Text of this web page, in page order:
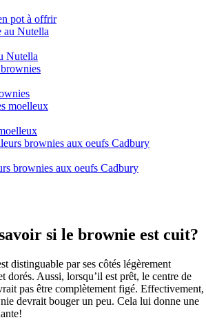
pot à offrir
Nutella
brownies aux oeufs Cadbury
si le brownie est cuit?
distinguable par ses côtés légèrement
dorés. Aussi, lorsqu’il est prêt, le centre de
pas être complètement figé. Effectivement,
devrait bouger un peu. Cela lui donne une